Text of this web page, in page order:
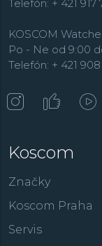
Telefón: + 421 917
KOSCOM
Po - Ne od 9:00
Telefón: + 421 908
Koscom
Značky
Koscom Praha
Servis